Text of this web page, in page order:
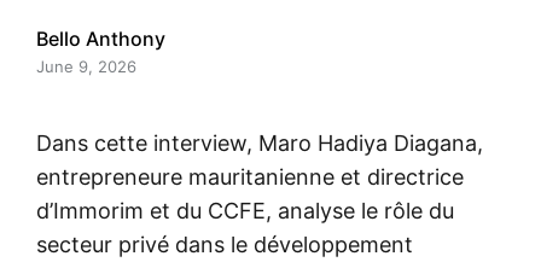
Bello Anthony
June 9, 2026
Dans cette interview, Maro Hadiya Diagana,
entrepreneure mauritanienne et directrice
d’Immorim et du CCFE, analyse le rôle du
secteur privé dans le développement